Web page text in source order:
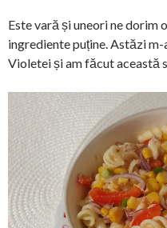
Este vară și uneori ne dorim
ingrediente puține. Astăzi
Violetei și am făcut această